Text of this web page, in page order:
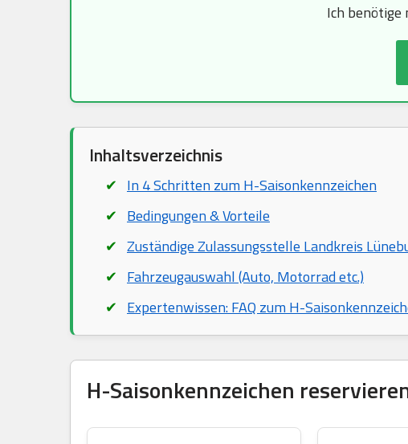
Ich benötige
Inhaltsverzeichnis
In 4 Schritten zum H-Saisonkennzeichen
Bedingungen & Vorteile
Zuständige Zulassungsstelle Landkreis
Fahrzeugauswahl (Auto, Motorrad etc.)
Expertenwissen: FAQ zum H-
H-Saisonkennzeichen